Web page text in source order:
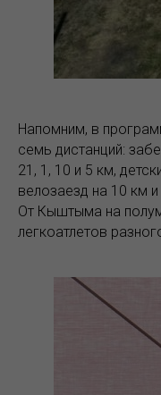
Напомним, в
семь дистанций:
21, 1, 10 и 5 км,
велозаезд на 10 км
От Кыштыма на
легкоатлетов